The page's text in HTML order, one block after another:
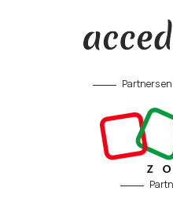
Partners en